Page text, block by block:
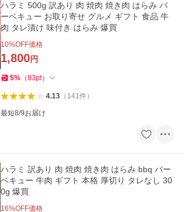
ハラミ 500g 訳あり 肉 焼肉 焼き肉 はらみ バ
ーベキュー お取り寄せ グルメ ギフト 食品 牛
肉 タレ漬け 味付き はらみ 爆買
10%OFF価格
1,800円
5% （83pt）
4.13（ 141件）
最短8/9お届け
ハラミ 訳あり 肉 焼肉 焼き肉 はらみ bbq バー
ベキュー 牛肉 ギフト 本格 厚切り タレなし 30
0g 爆買
16%OFF価格